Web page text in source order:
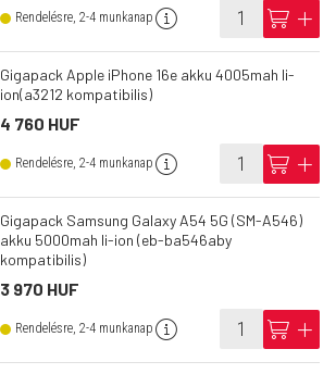
Rendelésre, 2-4 munkanap info cart add
Gigapack Apple iPhone 16e akku 4005mah li-
ion(a3212 kompatibilis)
4 760 HUF
Rendelésre, 2-4 munkanap info cart add
Gigapack Samsung Galaxy A54 5G (SM-A546)
akku 5000mah li-ion (eb-ba546aby
kompatibilis)
3 970 HUF
Rendelésre, 2-4 munkanap info cart add